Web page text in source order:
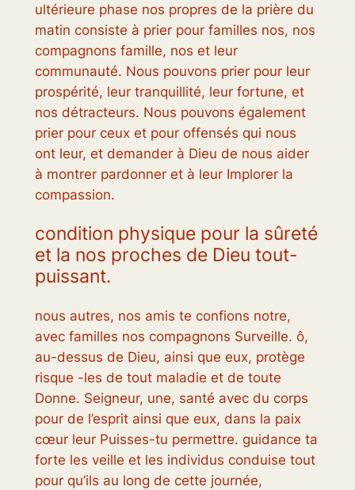
ultérieure phase nos propres de la prière du
matin consiste à prier pour familles nos, nos
compagnons famille, nos et leur
communauté. Nous pouvons prier pour leur
prospérité, leur tranquillité, leur fortune, et
nos détracteurs. Nous pouvons également
prier pour ceux et pour offensés qui nous
ont leur, et demander à Dieu de nous aider
à montrer pardonner et à leur Implorer la
compassion.
condition physique pour la sûreté
et la nos proches de Dieu tout-
puissant.
nous autres, nos amis te confions notre,
avec familles nos compagnons Surveille. ô,
au-dessus de Dieu, ainsi que eux, protège
risque -les de tout maladie et de toute
Donne. Seigneur, une, santé avec du corps
pour de l’esprit ainsi que eux, dans la paix
cœur leur Puisses-tu permettre. guidance ta
forte les veille et les individus conduise tout
pour qu’ils au long de cette journée,